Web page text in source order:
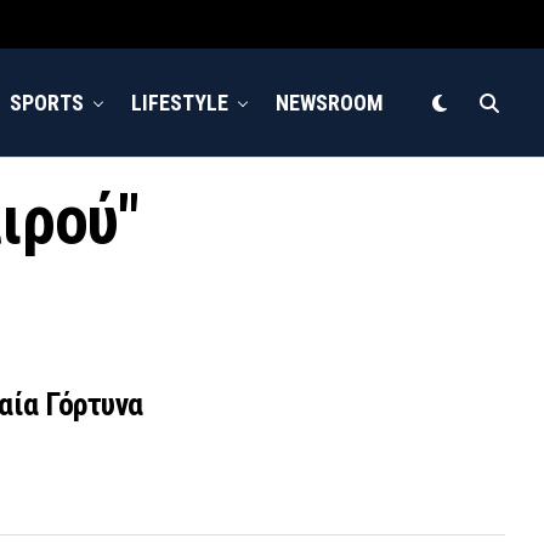
SPORTS LIFESTYLE NEWSROOM
Γόρτυνα